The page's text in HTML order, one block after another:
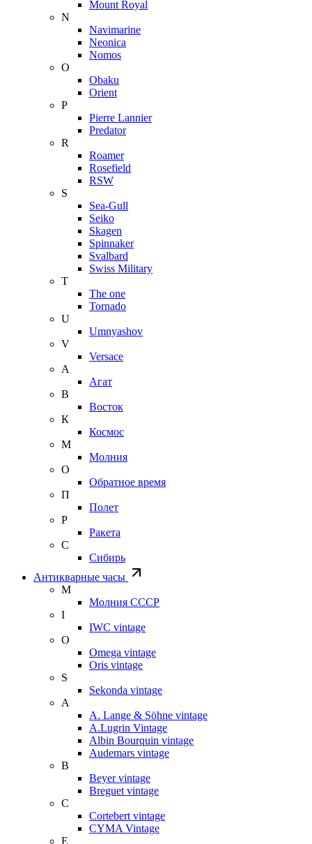
Mount Royal
N
Navimarine
Neonica
Nomos
O
Obaku
Orient
P
Pierre Lannier
Predator
R
Roamer
Rosefield
RSW
S
Sea-Gull
Seiko
Skagen
Spinnaker
Svalbard
Swiss Military
T
The one
Tornado
U
Umnyashov
V
Versace
А
Агат
В
Восток
К
Космос
М
Молния
О
Обратное время
П
Полет
Р
Ракета
С
Сибирь
Антикварные часы
М
Молния СССР
I
IWC vintage
O
Omega vintage
Oris vintage
S
Sekonda vintage
A
A. Lange & Söhne vintage
A.Lugrin Vintage
Albin Bourquin vintage
Audemars vintage
B
Beyer vintage
Breguet vintage
C
Cortebert vintage
CYMA Vintage
E